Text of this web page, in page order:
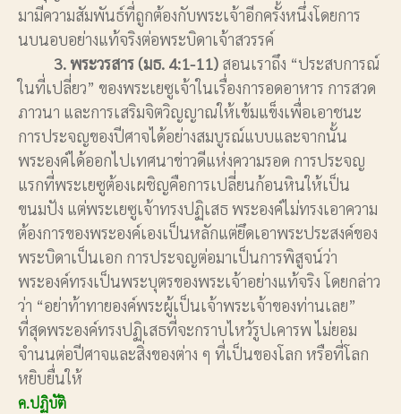
มามีความสัมพันธ์ที่ถูกต้องกับพระเจ้าอีกครั้งหนึ่งโดยการ
นบนอบอย่างแท้จริงต่อพระบิดาเจ้าสวรรค์
3. พระวรสาร (มธ. 4:1-11) สอนเราถึง “ประสบการณ์
ในที่เปลี่ยว” ของพระเยซูเจ้าในเรื่องการอดอาหาร การสวด
ภาวนา และการเสริมจิตวิญญาณให้เข้มแข็งเพื่อเอาชนะ
การประจญของปีศาจได้อย่างสมบูรณ์แบบและจากนั้น
พระองค์ได้ออกไปเทศนาข่าวดีแห่งความรอด การประจญ
แรกที่พระเยซูต้องเผชิญคือการเปลี่ยนก้อนหินให้เป็น
ขนมปัง แต่พระเยซูเจ้าทรงปฏิเสธ พระองค์ไม่ทรงเอาความ
ต้องการของพระองค์เองเป็นหลักแต่ยึดเอาพระประสงค์ของ
พระบิดาเป็นเอก การประจญต่อมาเป็นการพิสูจน์ว่า
พระองค์ทรงเป็นพระบุตรของพระเจ้าอย่างแท้จริง โดยกล่าว
ว่า “อย่าท้าทายองค์พระผู้เป็นเจ้าพระเจ้าของท่านเลย”
ที่สุดพระองค์ทรงปฏิเสธที่จะกราบไหว้รูปเคารพ ไม่ยอม
จำนนต่อปีศาจและสิ่งของต่าง ๆ ที่เป็นของโลก หรือที่โลก
หยิบยื่นให้
ค.ปฏิบัติ